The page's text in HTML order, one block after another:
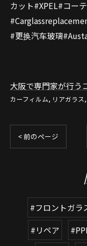
カット#XPEL#コ
#更换汽车玻璃
大阪で専門家が行う
カーフィルム リアガラス
< 前のページ
#フロントガラ
#リペア